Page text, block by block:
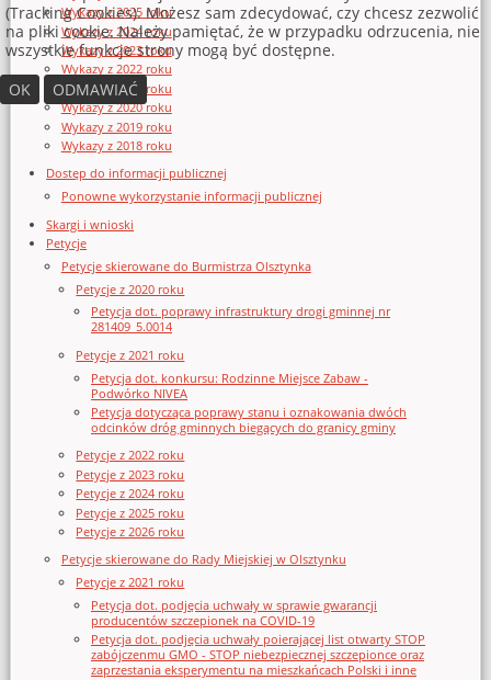
Wykazy z 2025 roku
Wykazy z 2024 roku
Wykazy z 2023 roku
Wykazy z 2022 roku
Wykazy z 2021 roku
Wykazy z 2020 roku
Wykazy z 2019 roku
Wykazy z 2018 roku
Dostęp do informacji publicznej
Ponowne wykorzystanie informacji publicznej
Skargi i wnioski
Petycje
Petycje skierowane do Burmistrza Olsztynka
Petycje z 2020 roku
Petycja dot. poprawy infrastruktury drogi gminnej nr
281409_5.0014
Petycje z 2021 roku
Petycja dot. konkursu: Rodzinne Miejsce Zabaw -
Podwórko NIVEA
Petycja dotycząca poprawy stanu i oznakowania dwóch
odcinków dróg gminnych biegących do granicy gminy
Petycje z 2022 roku
Petycje z 2023 roku
Petycje z 2024 roku
Petycje z 2025 roku
Petycje z 2026 roku
Petycje skierowane do Rady Miejskiej w Olsztynku
Petycje z 2021 roku
Petycja dot. podjęcia uchwały w sprawie gwarancji
producentów szczepionek na COVID-19
Petycja dot. podjęcia uchwały poierającej list otwarty STOP
zabójczenmu GMO - STOP niebezpiecznej szczepionce oraz
zaprzestania eksperymentu na mieszkańcach Polski i inne
(Tracking Cookies). Możesz sam zdecydować, czy chcesz zezwolić
na pliki cookie. Należy pamiętać, że w przypadku odrzucenia, nie
wszystkie funkcje strony mogą być dostępne.
OK
ODMAWIAĆ